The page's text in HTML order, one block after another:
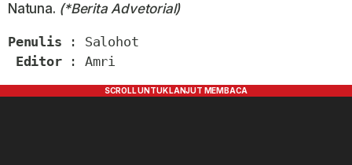
Natuna. (*Berita Advetorial)
Penulis : Salohot
Editor : Amri